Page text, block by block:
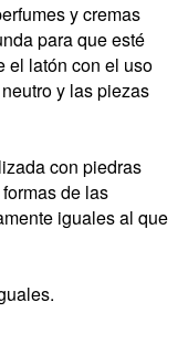
y cremas
para que esté
el latón con el uso
y las piezas
con piedras
de las
iguales al que